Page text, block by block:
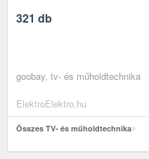
321 db
goobay, tv- és műholdtechnika
ElektroElektro.hu
Összes TV- és műholdtechnika